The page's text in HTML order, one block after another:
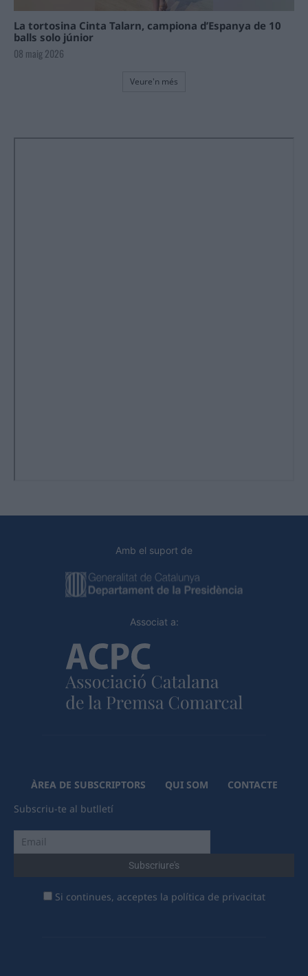
La tortosina Cinta Talarn, campiona d’Espanya de 10
balls solo júnior
08 maig 2026
Veure'n més
Amb el suport de
Associat a:
ÀREA DE SUBSCRIPTORS QUI SOM
CONTACTE
Subscriu-te al butlletí
Si continues, acceptes la política de privacitat